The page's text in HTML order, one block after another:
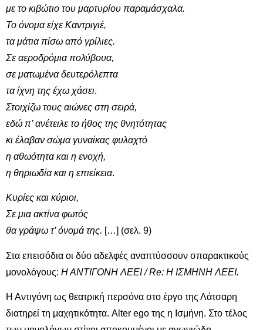
με το κιβώτιο του μαρτυρίου παραμάσχαλα.
Το όνομα είχε Καντριγιέ,
τα μάτια πίσω από γρίλιες.
Σε αεροδρόμια πολύβουα,
σε ματωμένα δευτερόλεπτα
τα ίχνη της έχω χάσει.
Στοιχίζω τους αιώνες στη σειρά,
εδώ π’ ανέτειλε το ήθος της θνητότητας
κι έλαβαν σώμα γυναίκας φυλαχτό
η αθωότητα και η ενοχή,
η θηριωδία και η επιείκεια.
Κυρίες και κύριοι,
Σε μια ακτίνα φωτός
θα γράψω τ’ όνομά της. […] (σελ. 9)
Στα επεισόδια οι δύο αδελφές αναπτύσσουν σπαρακτικούς
μονολόγους: Η ΑΝΤΙΓΟΝΗ ΛΕΕΙ /Re: Η ΙΣΜΗΝΗ ΛΕΕΙ.
Η Αντιγόνη ως θεατρική περσόνα στο έργο της Λάτσαρη
διατηρεί τη μαχητικότητα. Alter ego της η Ισμήνη. Στο τέλος